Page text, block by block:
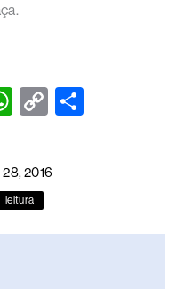
W
s
A
p
C
y
n
2016
leitura